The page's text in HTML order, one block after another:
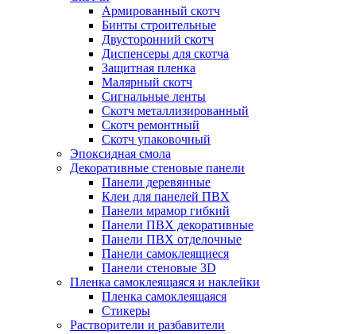
Армированный скотч
Бинты строительные
Двусторонний скотч
Диспенсеры для скотча
Защитная пленка
Малярный скотч
Сигнальные ленты
Скотч металлизированный
Скотч ремонтный
Скотч упаковочный
Эпоксидная смола
Декоративные стеновые панели
Панели деревянные
Клеи для панелей ПВХ
Панели мрамор гибкий
Панели ПВХ декоративные
Панели ПВХ отделочные
Панели самоклеящиеся
Панели стеновые 3D
Пленка самоклеящаяся и наклейки
Пленка самоклеящаяся
Стикеры
Растворители и разбавители